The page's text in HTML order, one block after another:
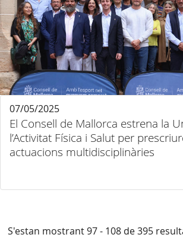
El Consell de Mallorca estrena la
l’Activitat Física i Salut per
actuacions multidisciplinàries
07/05/2025
S'estan mostrant 97 - 108 de 395